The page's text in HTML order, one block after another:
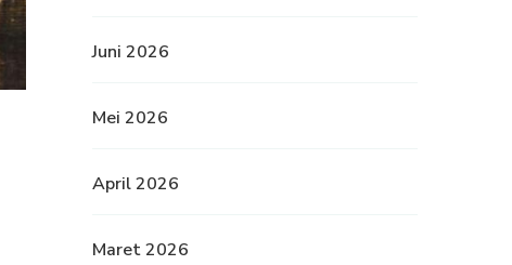
Juni 2026
Mei 2026
April 2026
Maret 2026